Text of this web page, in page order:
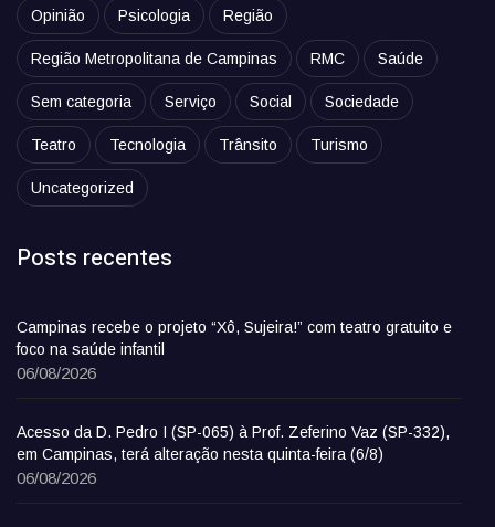
Opinião Psicologia Região
Região Metropolitana de Campinas RMC Saúde
Sem categoria Serviço Social Sociedade
Teatro Tecnologia Trânsito Turismo
Uncategorized
Posts recentes
Campinas recebe o projeto “Xô, Sujeira!” com teatro gratuito e
foco na saúde infantil
06/08/2026
Acesso da D. Pedro I (SP-065) à Prof. Zeferino Vaz (SP-332),
em Campinas, terá alteração nesta quinta-feira (6/8)
06/08/2026